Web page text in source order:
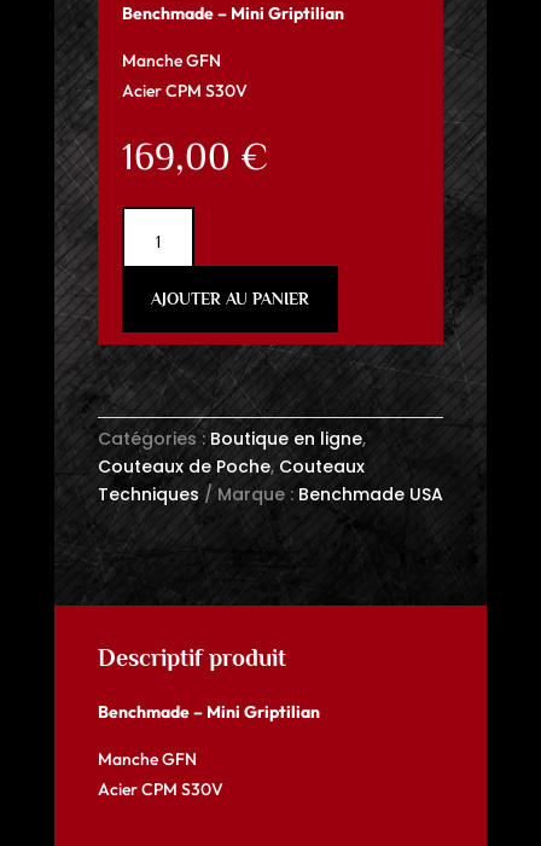
Benchmade – Mini Griptilian
Manche GFN
Acier CPM S30V
169,00 €
Mini
Griptilian
AJOUTER AU PANIER
Catégories :Boutique en ligne,
Couteaux de Poche, Couteaux
Techniques
Marque : Benchmade USA
Descriptif produit
Benchmade – Mini Griptilian
Manche GFN
Acier CPM S30V